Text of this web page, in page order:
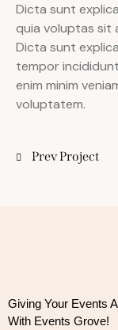
Dicta sunt
quia voluptas sit
Dicta sunt
tempor
enim minim
voluptatem.
Prev Project
Giving Your Events
With Events Grove!